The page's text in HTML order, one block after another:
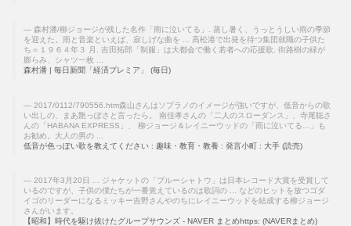
森村潘/柳ジョージが残した名作「雨に泣いてる」. 蒸し暑く、うっとうしい雨の季節
を迎えた。雨と音楽といえば、寂しげな曲を ... 高松港で出発を待つ集団就職の子供た
ち＝１９６４年３ 月. 吉田拓郎「制服」は大都会で働く若者への応援歌. 街路樹の緑が
膨らみ、シャツ一枚 ...
森村潘 | 毎日新聞「経済プレミア」 (毎日)
2017/0112/790556.htm森山さんはソプラノのイメージが強いですが、低音からの歌
い出しの、まあ艶っぽさと言ったら。 南佳孝さんの「二人のスローダンス」、寺尾聡さ
んの「HABANA EXPRESS」、 柳ジョージ＆レイニーウッドの「雨に泣いてる…」も
お勧め。大人の男の ...
低音が色っぽい歌を教えてください : 趣味・教育・教養 : 発言小町 : 大手 (読売)
2017年3月20日 ... ジャケットの「ブルーシャトウ」は日本レコード大賞を受賞して
いるのですが、子供の僕たちが一番覚えているのは歌詞の ... などのヒットを放つゴダ
イゴのリーダーになるミッキー吉野さんやのちにレイニーウッドを結成する柳ジョージ
さんがいます。
【昭和】時代を駆け抜けたグループサウンズ - NAVER まとめhttps: (NAVERまとめ)